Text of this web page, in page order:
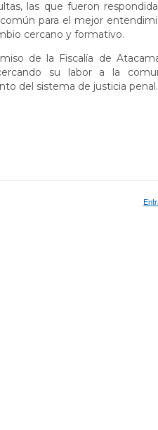
las que fueron
para el mejor
cercano y formativo.
de la Fiscalía de
su labor a la
del sistema de justicia penal.